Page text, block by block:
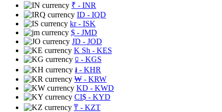
₹ - INR
ID - IQD
kr- ISK
$ - JMD
JD - JOD
K Sh - KES
⃀ - KGS
៛ - KHR
₩ - KRW
KD - KWD
CI$ - KYD
₸ - KZT